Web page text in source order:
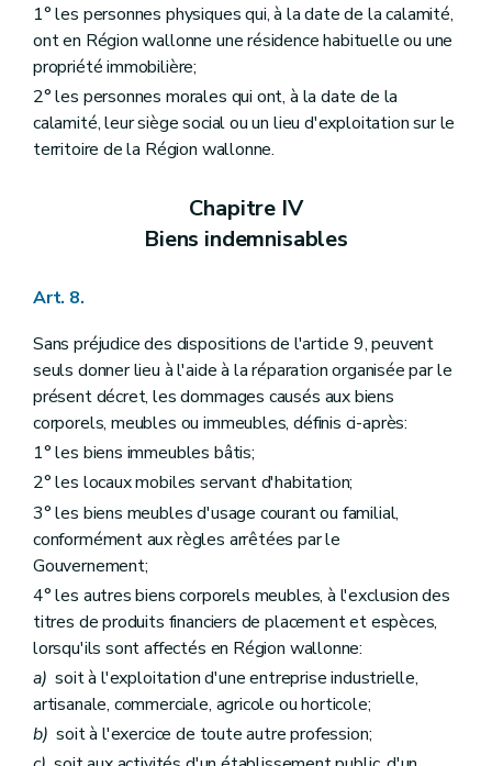
1° les personnes physiques qui, à la date de la calamité,
ont en Région wallonne une résidence habituelle ou une
propriété immobilière;
2° les personnes morales qui ont, à la date de la
calamité, leur siège social ou un lieu d'exploitation sur le
territoire de la Région wallonne.
Chapitre IV
Biens indemnisables
Art. 8.
Sans préjudice des dispositions de l'article 9, peuvent
seuls donner lieu à l'aide à la réparation organisée par le
présent décret, les dommages causés aux biens
corporels, meubles ou immeubles, définis ci-après:
1° les biens immeubles bâtis;
2° les locaux mobiles servant d'habitation;
3° les biens meubles d'usage courant ou familial,
conformément aux règles arrêtées par le
Gouvernement;
4° les autres biens corporels meubles, à l'exclusion des
titres de produits financiers de placement et espèces,
lorsqu'ils sont affectés en Région wallonne:
a) soit à l'exploitation d'une entreprise industrielle,
artisanale, commerciale, agricole ou horticole;
b) soit à l'exercice de toute autre profession;